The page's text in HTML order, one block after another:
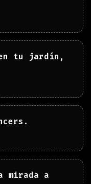
en tu jardín,
mirada a